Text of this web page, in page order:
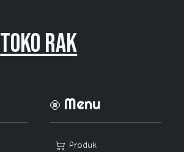
Toko Rak
Menu
Produk